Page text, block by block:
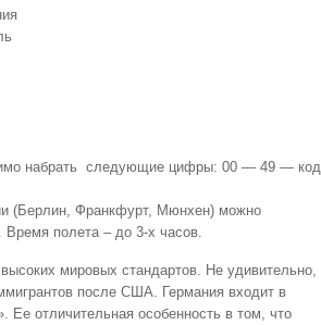
набрать следующие цифры: 00 — 49 — код
(Берлин, Франкфурт, Мюнхен) можно
полета – до 3-х часов.
мировых стандартов. Не удивительно,
после США. Германия входит в
отличительная особенность в том, что